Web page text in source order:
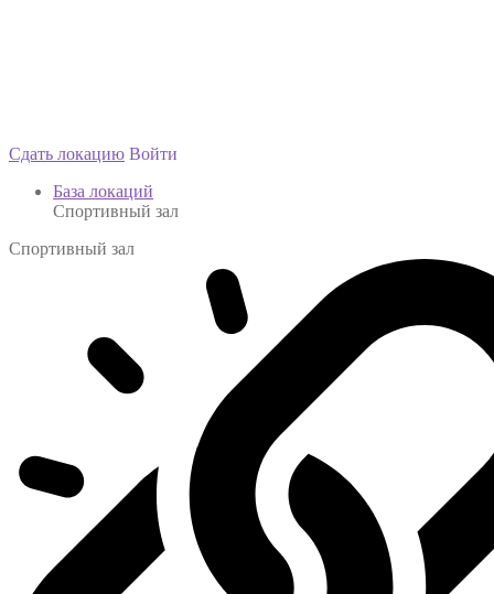
Сдать локацию Войти
База локаций
Спортивный зал
Спортивный зал